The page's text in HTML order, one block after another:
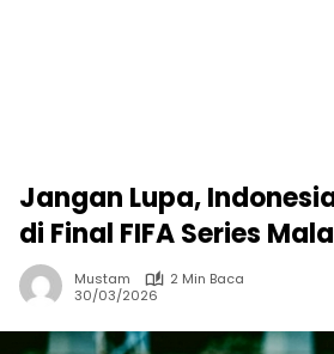
Jangan Lupa,
di Final FIFA Series
Mustam
2 Min Baca
30/03/2026